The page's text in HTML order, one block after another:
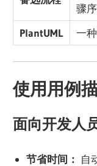
骤序
PlantUML
一
使用用例
面向开发人
节省时间： 自